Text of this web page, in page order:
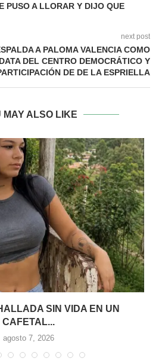
PUSO A LLORAR Y DIJO QUE
next post
A PALOMA VALENCIA COMO
DEL CENTRO DEMOCRÁTICO Y
DE DE LA ESPRIELLA
MAY ALSO LIKE
SIN VIDA EN UN
CAFETAL...
agosto 7, 2026